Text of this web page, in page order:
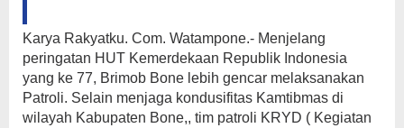
Karya Rakyatku. Com. Watampone.- Menjelang
peringatan HUT Kemerdekaan Republik Indonesia
yang ke 77, Brimob Bone lebih gencar melaksanakan
Patroli. Selain menjaga kondusifitas Kamtibmas di
wilayah Kabupaten Bone,, tim patroli KRYD ( Kegiatan